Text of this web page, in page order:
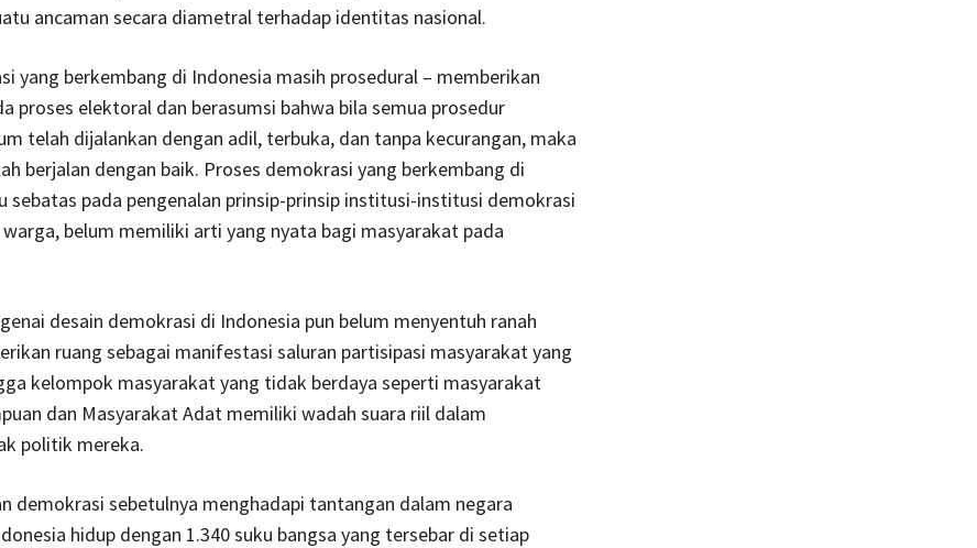
ancaman secara diametral terhadap identitas nasional.
yang berkembang di Indonesia masih prosedural – memberikan
proses elektoral dan berasumsi bahwa bila semua prosedur
telah dijalankan dengan adil, terbuka, dan tanpa kecurangan, maka
berjalan dengan baik. Proses demokrasi yang berkembang di
sebatas pada pengenalan prinsip-prinsip institusi-institusi demokrasi
belum memiliki arti yang nyata bagi masyarakat pada
desain demokrasi di Indonesia pun belum menyentuh ranah
ruang sebagai manifestasi saluran partisipasi masyarakat yang
kelompok masyarakat yang tidak berdaya seperti masyarakat
dan Masyarakat Adat memiliki wadah suara riil dalam
politik mereka.
demokrasi sebetulnya menghadapi tantangan dalam negara
hidup dengan 1.340 suku bangsa yang tersebar di setiap